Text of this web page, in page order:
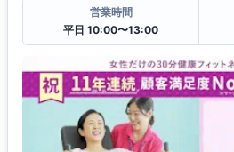
営業時間
平日 10:00〜13:00